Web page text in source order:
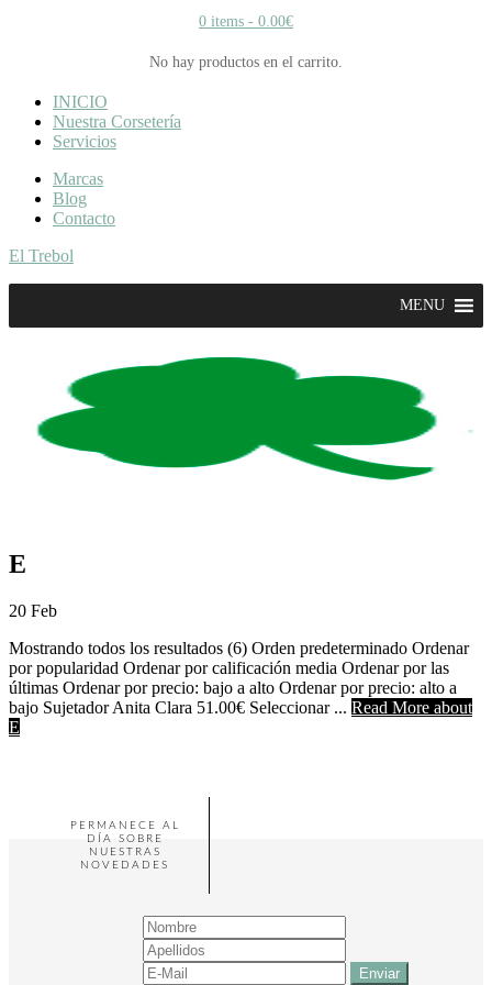
0 items - 0.00€
No hay productos en el carrito.
INICIO
Nuestra Corsetería
Servicios
Marcas
Blog
Contacto
El Trebol
MENU
E
20 Feb
Mostrando todos los resultados (6) Orden predeterminado Ordenar
por popularidad Ordenar por calificación media Ordenar por las
últimas Ordenar por precio: bajo a alto Ordenar por precio: alto a
bajo Sujetador Anita Clara 51.00€ Seleccionar ... Read More about
E
PERMANECE AL
DÍA SOBRE
NUESTRAS
NOVEDADES